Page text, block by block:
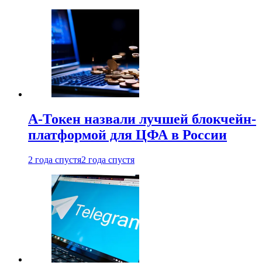
А-Токен назвали лучшей блокчейн-
платформой для ЦФА в России
2 года спустя2 года спустя